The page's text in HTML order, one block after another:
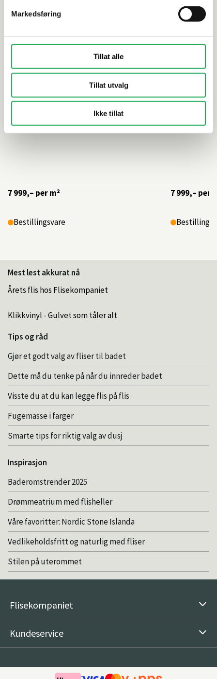
Markedsføring
Tillat alle
Tillat utvalg
Ikke tillat
Mini Block (Blandet format)
7 999,– per m²
Bestillingsvare
Unique
Block
7 999,– per
Mest lest akkurat nå
Årets flis hos Flisekompaniet
Klikkvinyl - Gulvet som tåler alt
Tips og råd
Gjør et godt valg av fliser til badet
Dette må du tenke på når du innreder badet
Visste du at du kan legge flis på flis
Fugemasse i farger
Smarte tips for riktig valg av dusj
Inspirasjon
Baderomstrender 2025
Drømmeatrium med flisheller
Våre favoritter: Nordic Stone Islanda
Vedlikeholdsfritt og naturlig med fliser
Stilen på uterommet
Flisekompaniet
Kundeservice